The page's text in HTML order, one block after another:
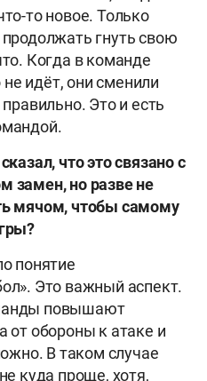
то новое. Только
гнуть свою
Когда в команде
не идёт, они сменили
Это и есть
что это связано с
замен, но разве не
мячом, чтобы самому
понятие
Это важный аспект.
повышают
от обороны к атаке и
В таком случае
куда проще, хотя,